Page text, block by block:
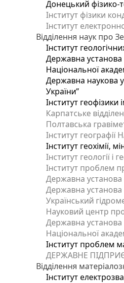
Донецький фізико-
Інститут фізики
Інститут
Відділення наук про
Інститут
Державна установа
Національної
Державна наукова
України”
Інститут
Карпатське
Полтавська
Інститут географії
Інститут геохімії,
Інститут геології
Інститут проблем
Державна установа
Державна установа
Український
Науковий центр
Державна установа
Національної
Інститут проблем
ДЕРЖАВНЕ
Відділення
Інститут